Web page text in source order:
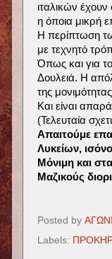
ιταλικών
η όποια μικρή
Η περίπτωση
με τεχνητό
Όπως και για
Δουλειά. Η
της
Και είναι
(Τελευταία
Απαιτούμε
Λυκείων,
Μόνιμη και
Μαζικούς
Posted by
Labels: